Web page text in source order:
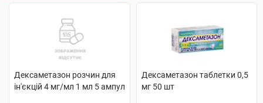
Дексаметазон розчин для
ін'єкцій 4 мг/мл 1 мл 5 ампул
Дексаметазон таблетки 0,5
мг 50 шт